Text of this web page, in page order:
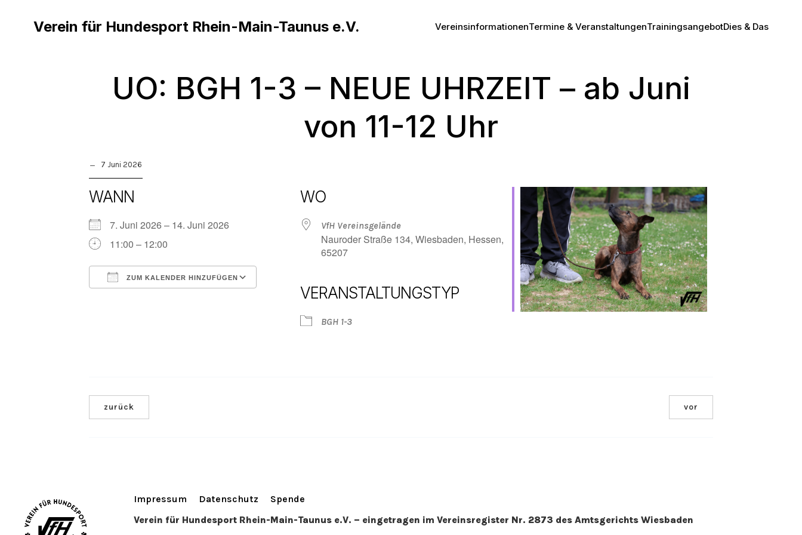
Verein für Hundesport Rhein-Main-Taunus e.V. VereinsinformationenTermine & VeranstaltungenTrainingsangebotDies & Das
UO: BGH 1-3 – NEUE UHRZEIT – ab Juni
von 11-12 Uhr
7 Juni 2026
WANN
7. Juni 2026 – 14. Juni 2026
11:00 – 12:00
ZUM KALENDER HINZUFÜGEN
Google Kalender iCalendar Office 365
WO
VfH Vereinsgelände
Nauroder Straße 134, Wiesbaden, Hessen,
65207
VERANSTALTUNGSTYP
BGH 1-3
zurück vor
Impressum Datenschutz
Spende
Verein für Hundesport Rhein-Main-Taunus e.V. – eingetragen im Vereinsregister Nr. 2873 des Amtsgerichts Wiesbaden